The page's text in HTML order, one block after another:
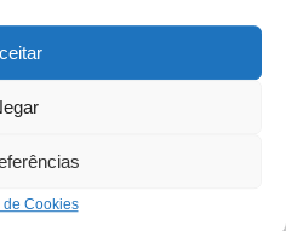
de Cookies
base da…
Familiares